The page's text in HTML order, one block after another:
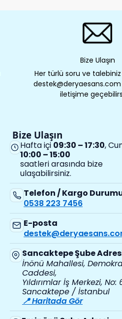
Bize Ulaşın
Her türlü soru ve
iletişime
Bize Ulaşın
Hafta içi 09:30 – 17:30,
10:00 – 15:00
saatleri arasında bize
ulaşabilirsiniz.
Telefon / Kargo
0538 223 7456
E-posta
Sancaktepe Şube
İnönü Mahallesi,
Caddesi,
Yıldırımlar İş Merkezi, No:
Sancaktepe / İstanbul
📍 Haritada Gör